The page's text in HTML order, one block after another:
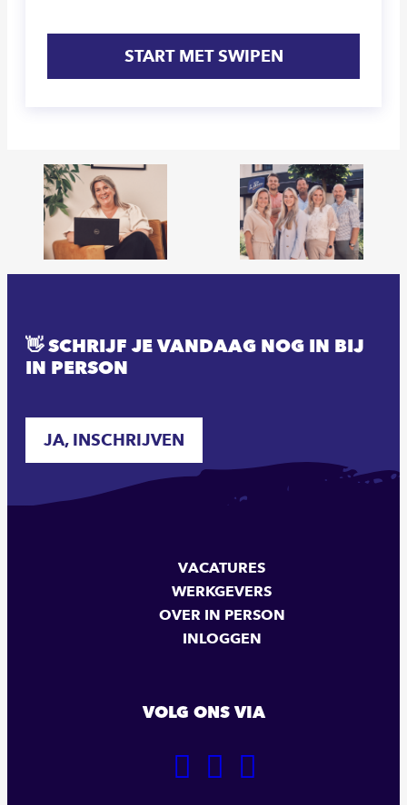
START MET SWIPEN
👋 SCHRIJF JE VANDAAG NOG IN BIJ
IN PERSON
JA, INSCHRIJVEN
VACATURES
WERKGEVERS
OVER IN PERSON
INLOGGEN
VOLG ONS VIA
GA
GA